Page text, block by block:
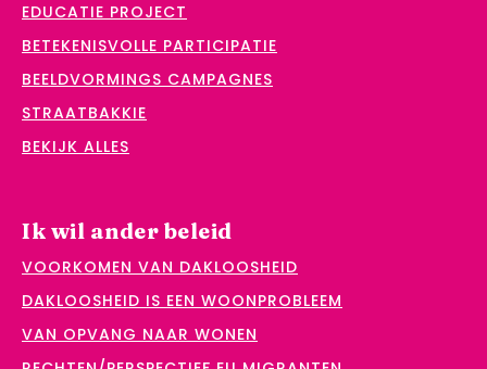
EDUCATIE PROJECT
BETEKENISVOLLE PARTICIPATIE
BEELDVORMINGS CAMPAGNES
STRAATBAKKIE
BEKIJK ALLES
Ik wil ander beleid
VOORKOMEN VAN DAKLOOSHEID
DAKLOOSHEID IS EEN WOONPROBLEEM
VAN OPVANG NAAR WONEN